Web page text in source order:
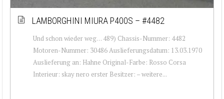
LAMBORGHINI MIURA P400S – #4482
Und schon wieder weg… 489) Chassis-Nummer: 4482
Motoren-Nummer: 30486 Auslieferungsdatum: 13.03.1970
Auslieferung an: Hahne Original-Farbe: Rosso Corsa
Interieur: skay nero erster Besitzer: – weitere...